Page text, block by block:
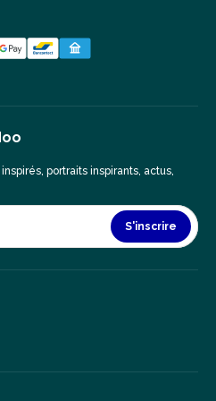
portraits inspirants, actus,
S'inscrire